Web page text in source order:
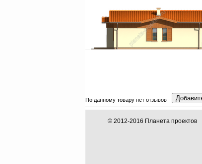
По данному товару нет отзывов
© 2012-2016 Планета проектов